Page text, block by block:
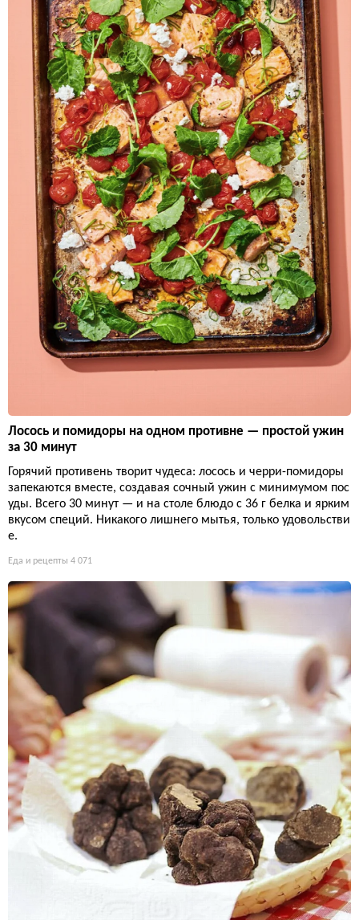
Лосось и помидоры на одном противне — простой ужин
за 30 минут
Горячий противень творит чудеса: лосось и черри-помидоры
запекаются вместе, создавая сочный ужин с минимумом пос
уды. Всего 30 минут — и на столе блюдо с 36 г белка и ярким
вкусом специй. Никакого лишнего мытья, только удовольстви
е.
Еда и рецепты 4 071